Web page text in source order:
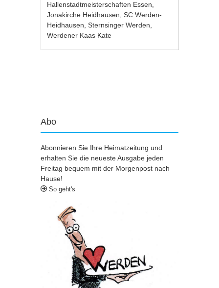
Hallenstadtmeisterschaften Essen
Jonakirche Heidhausen ,SC Werden-
Heidhausen ,Sternsinger Werden
Werdener Kaas Kate
Abo
Abonnieren Sie Ihre Heimatzeitung und
erhalten Sie die neueste Ausgabe jeden
Freitag bequem mit der Morgenpost nach
Hause!
So geht's